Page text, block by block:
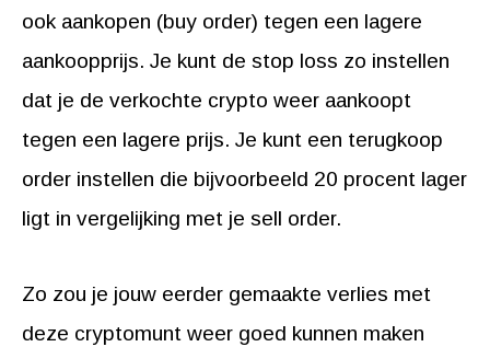
ook aankopen (buy order) tegen een lagere
aankoopprijs. Je kunt de stop loss zo instellen
dat je de verkochte crypto weer aankoopt
tegen een lagere prijs. Je kunt een terugkoop
order instellen die bijvoorbeeld 20 procent lager
ligt in vergelijking met je sell order.
Zo zou je jouw eerder gemaakte verlies met
deze cryptomunt weer goed kunnen maken